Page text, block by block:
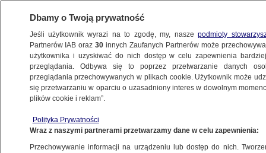
POLSKA
9.10.2007, 08:59Aktualizacja: 9.10.2007, 09:42
Dbamy o Twoją prywatność
Jeśli użytkownik wyrazi na to zgodę, my, naszepodmioty
Partnerów IAB oraz30 innych Zaufanych Partnerów może
użytkownika i uzyskiwać do nich dostęp w celu zapewnienia
przeglądania. Odbywa się to poprzez przetwarzanie danych
przeglądania przechowywanych w plikach cookie. Użytkownik może
się przetwarzaniu w oparciu o uzasadniony interes w dowolnym
plików cookie i reklam”.
Polityka Prywatności
Wraz z naszymi partnerami przetwarzamy dane w celu zapewnienia:
Przechowywanie informacji na urządzeniu lub dostęp do nich.